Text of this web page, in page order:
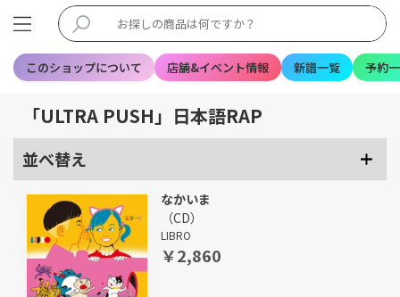
このショップについて 店舗&イベント情報 新譜一覧 予約
「ULTRA PUSH」日本語RAP
並べ替え
なかいま
（CD）
LIBRO
￥2,860